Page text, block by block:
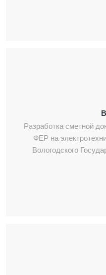
Разработка сметной
ФЕР на
Вологодского